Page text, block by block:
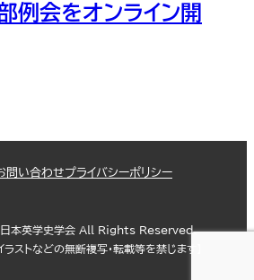
例会をオンライン開
問い合わせプライバシーポリシー
英学史学会 All Rights Reserved.
ラストなどの無断複写・転載等を禁じます】